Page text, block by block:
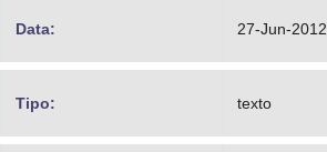
Data: 27-Jun-2012
Tipo: texto